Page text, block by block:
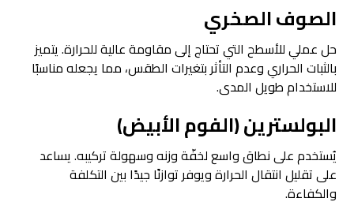
الصوف الصخري
حل عملي للأسطح التي تحتاج إلى مقاومة عالية للحرارة. يتميز
بالثبات الحراري وعدم التأثر بتغيرات الطقس، مما يجعله مناسبًا
للاستخدام طويل المدى.
البولسترين (الفوم الأبيض)
يُستخدم على نطاق واسع لخفّة وزنه وسهولة تركيبه. يساعد
على تقليل انتقال الحرارة ويوفر توازنًا جيدًا بين التكلفة
والكفاءة.